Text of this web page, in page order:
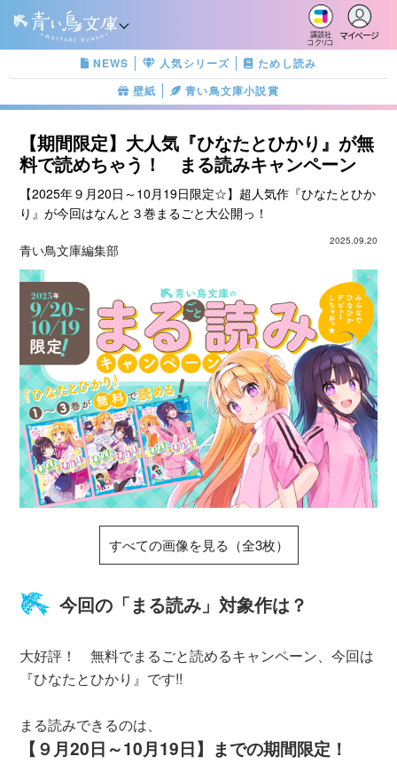
講談社
コクリコ
マイページ
NEWS 人気シリーズ
ためし読み
壁紙
青い鳥文庫小説賞
【期間限定】大人気『ひなたとひかり』が無
料で読めちゃう！ まる読みキャンペーン
【2025年９月20日～10月19日限定☆】超人気作『ひなたとひか
り』が今回はなんと３巻まるごと大公開っ！
2025.09.20
青い鳥文庫編集部
すべての画像を見る（全3枚）
今回の「まる読み」対象作は？
大好評！ 無料でまるごと読めるキャンペーン、今回は
『ひなたとひかり』です!!
まる読みできるのは、
【９月20日～10月19日】までの期間限定！